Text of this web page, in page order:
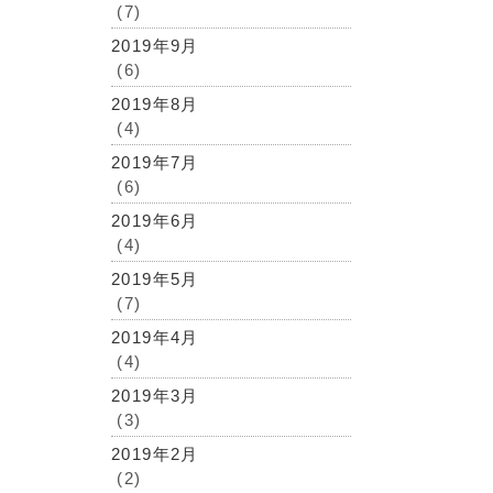
(7)
2019年9月
(6)
2019年8月
(4)
2019年7月
(6)
2019年6月
(4)
2019年5月
(7)
2019年4月
(4)
2019年3月
(3)
2019年2月
(2)